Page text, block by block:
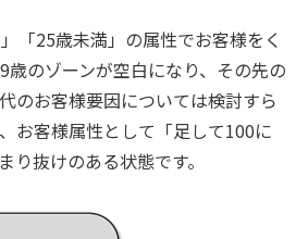
「25歳未満」の属性でお客様をく
歳のゾーンが空白になり、その先の
のお客様要因については検討すら
お客様属性として「足して100に
り抜けのある状態です。